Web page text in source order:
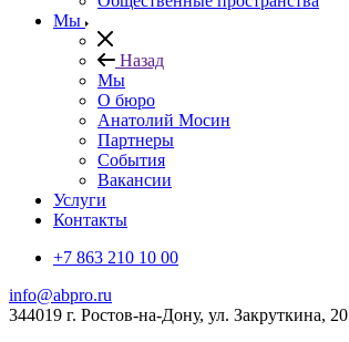
Мы
Назад
Мы
О бюро
Анатолий Мосин
Партнеры
События
Вакансии
Услуги
Контакты
+7 863 210 10 00
info@abpro.ru
344019 г. Ростов-на-Дону, ул. Закруткина, 20